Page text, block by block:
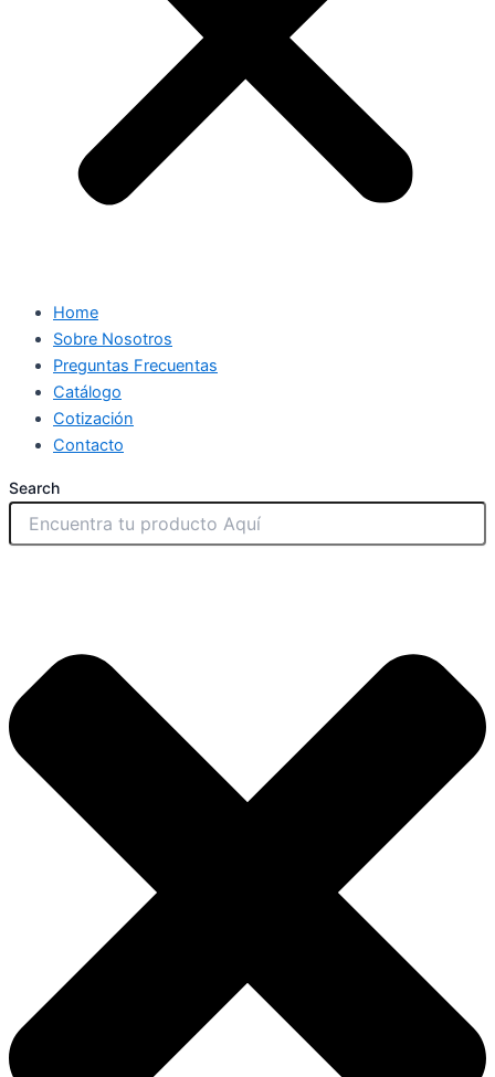
Home
Sobre Nosotros
Preguntas Frecuentas
Catálogo
Cotización
Contacto
Search